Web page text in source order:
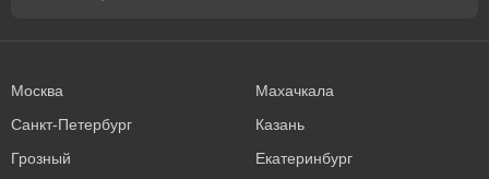
Москва
Махачкала
Санкт-Петербург
Казань
Грозный
Екатеринбург